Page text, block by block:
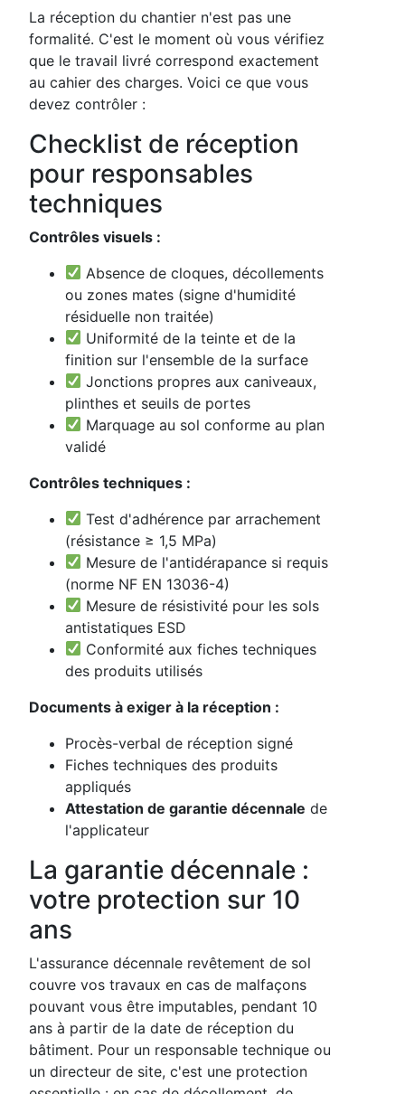
La réception du chantier n'est pas une
formalité. C'est le moment où vous vérifiez
que le travail livré correspond exactement
au cahier des charges. Voici ce que vous
devez contrôler :
Checklist de réception
pour responsables
techniques
Contrôles visuels :
Absence de cloques, décollements
ou zones mates (signe d'humidité
résiduelle non traitée)
Uniformité de la teinte et de la
finition sur l'ensemble de la surface
Jonctions propres aux caniveaux,
plinthes et seuils de portes
Marquage au sol conforme au plan
validé
Contrôles techniques :
Test d'adhérence par arrachement
(résistance ≥ 1,5 MPa)
Mesure de l'antidérapance si requis
(norme NF EN 13036-4)
Mesure de résistivité pour les sols
antistatiques ESD
Conformité aux fiches techniques
des produits utilisés
Documents à exiger à la réception :
Procès-verbal de réception signé
Fiches techniques des produits
appliqués
Attestation de garantie décennale de
l'applicateur
La garantie décennale :
votre protection sur 10
ans
L'assurance décennale revêtement de sol
couvre vos travaux en cas de malfaçons
pouvant vous être imputables, pendant 10
ans à partir de la date de réception du
bâtiment. Pour un responsable technique ou
un directeur de site, c'est une protection